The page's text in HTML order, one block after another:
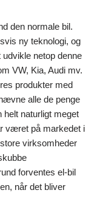
den normale bil.
ny teknologi, og
netop denne
VW, Kia, Audi mv.
produkter med
alle de penge
helt naturligt meget
været på markedet i
virksomheder
forventes el-bil
når det bliver